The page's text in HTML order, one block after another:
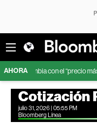
AHORAcon el “precio más
Cotización
julio 31, 2026 | 05:55 PM
Bloomberg Línea